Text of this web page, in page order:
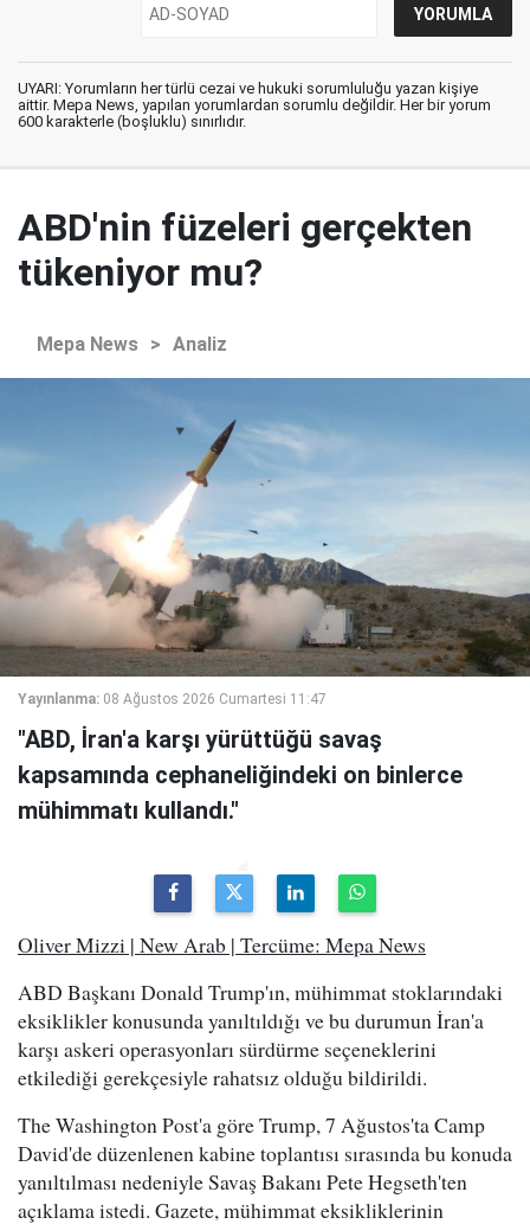
UYARI: Yorumların her türlü cezai ve hukuki sorumluluğu yazan kişiye
aittir. Mepa News, yapılan yorumlardan sorumlu değildir. Her bir yorum
600 karakterle (boşluklu) sınırlıdır.
ABD'nin füzeleri gerçekten
tükeniyor mu?
Mepa News > Analiz
Yayınlanma: 08 Ağustos 2026 Cumartesi 11:47
"ABD, İran'a karşı yürüttüğü savaş
kapsamında cephaneliğindeki on binlerce
mühimmatı kullandı."
Oliver Mizzi | New Arab | Tercüme: Mepa News
ABD Başkanı Donald Trump'ın, mühimmat stoklarındaki
eksiklikler konusunda yanıltıldığı ve bu durumun İran'a
karşı askeri operasyonları sürdürme seçeneklerini
etkilediği gerekçesiyle rahatsız olduğu bildirildi.
The Washington Post'a göre Trump, 7 Ağustos'ta Camp
David'de düzenlenen kabine toplantısı sırasında bu konuda
yanıltılması nedeniyle Savaş Bakanı Pete Hegseth'ten
açıklama istedi. Gazete, mühimmat eksikliklerinin